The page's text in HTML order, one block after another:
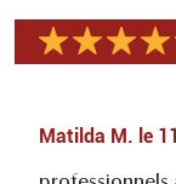
Matilda M. le